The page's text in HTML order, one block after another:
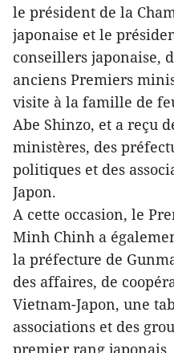
le président de la
japonaise et le
conseillers japonaise,
anciens Premiers
visite à la famille de
Abe Shinzo, et a reçu
ministères, des
politiques et des
Japon.
A cette occasion, le
Minh Chinh a
la préfecture de
des affaires, de
Vietnam-Japon, une
associations et des
premier rang japonais.